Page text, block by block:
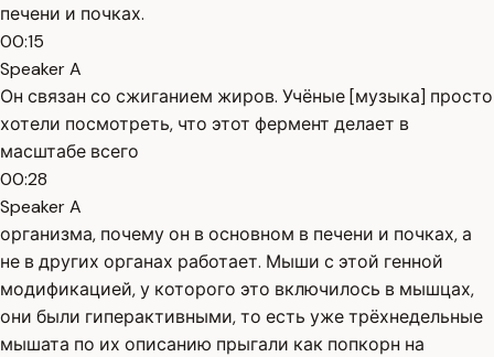
печени и почках.
00:15
Speaker A
Он связан со сжиганием жиров. Учёные [музыка] просто
хотели посмотреть, что этот фермент делает в
масштабе всего
00:28
Speaker A
организма, почему он в основном в печени и почках, а
не в других органах работает. Мыши с этой генной
модификацией, у которого это включилось в мышцах,
они были гиперактивными, то есть уже трёхнедельные
мышата по их описанию прыгали как попкорн на